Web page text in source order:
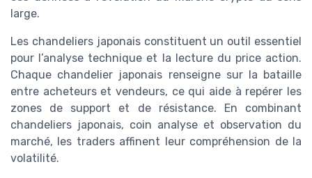
large.
Les chandeliers japonais constituent un outil essentiel
pour l’analyse technique et la lecture du price action.
Chaque chandelier japonais renseigne sur la bataille
entre acheteurs et vendeurs, ce qui aide à repérer les
zones de support et de résistance. En combinant
chandeliers japonais, coin analyse et observation du
marché, les traders affinent leur compréhension de la
volatilité.